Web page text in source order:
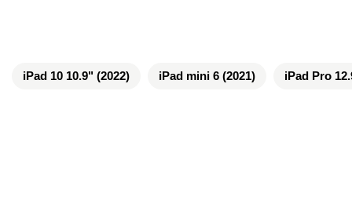
iPad 10 10.9" (2022) iPad mini 6 (2021) iPad Pro